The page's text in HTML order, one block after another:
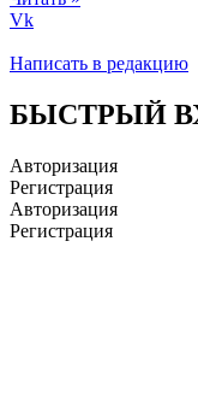
Vk
Написать в редакцию
БЫСТРЫЙ
Авторизация
Регистрация
Авторизация
Регистрация